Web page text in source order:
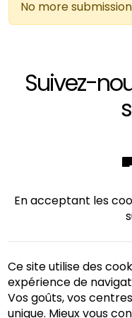
Message
No more
Suivez-
En acceptant les
Ce site utilise des
expérience de
Vos goûts, vos
unique. Mieux vous